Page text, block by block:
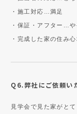
・施工対応…満足
・保証・アフター…や
・完成した家の住み
Q6.弊社にご依頼い
見学会で見た家がと